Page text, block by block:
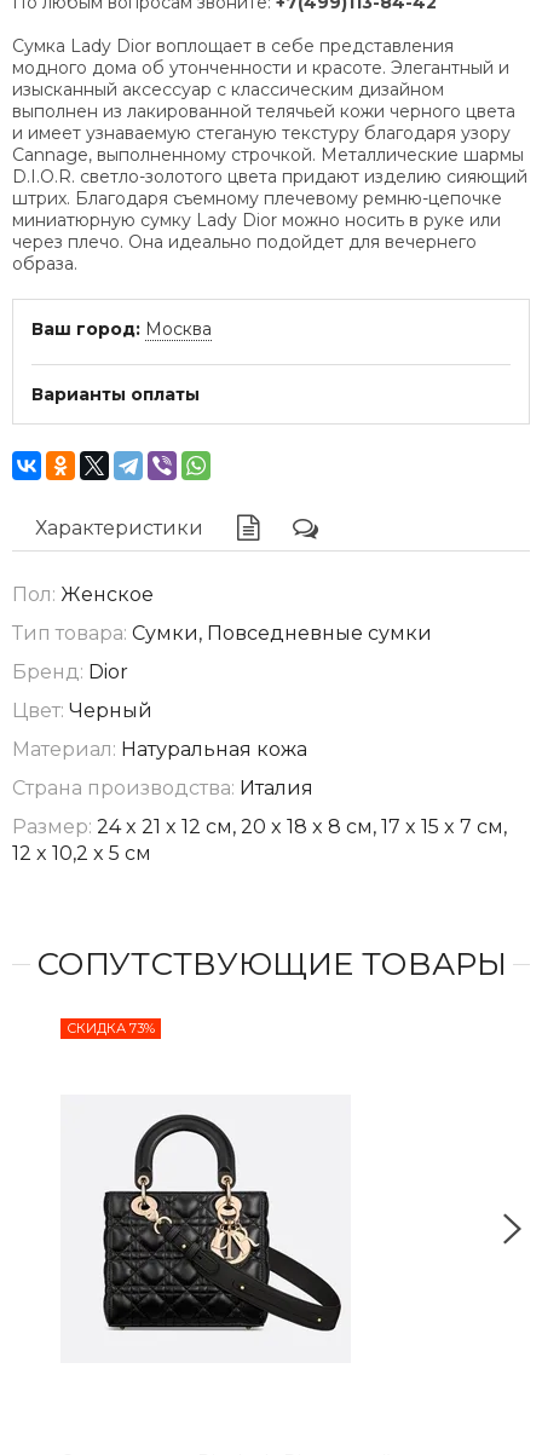
Сумка Lady Dior воплощает в себе представления
модного дома об утонченности и красоте. Элегантный и
изысканный аксессуар с классическим дизайном
выполнен из лакированной телячьей кожи черного цвета
и имеет узнаваемую стеганую текстуру благодаря узору
Cannage, выполненному строчкой. Металлические шармы
D.I.O.R. светло-золотого цвета придают изделию сияющий
штрих. Благодаря съемному плечевому ремню-цепочке
миниатюрную сумку Lady Dior можно носить в руке или
через плечо. Она идеально подойдет для вечернего
образа.
Ваш город: Москва
Варианты оплаты
Характеристики
Пол: Женское
Тип товара: Сумки, Повседневные сумки
Бренд: Dior
Цвет: Черный
Материал: Натуральная кожа
Страна производства: Италия
Размер: 24 x 21 x 12 см, 20 x 18 x 8 см, 17 x 15 x 7 см,
12 x 10,2 x 5 см
СОПУТСТВУЮЩИЕ ТОВАРЫ
СКИДКА 73%